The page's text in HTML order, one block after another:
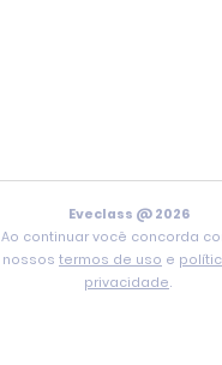
Eveclass @ 2026
Ao continuar você concorda
nossos termos de uso e
privacidade.